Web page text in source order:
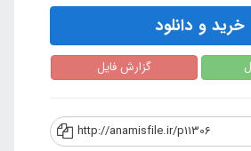
خرید و دانلود
گزارش فایل
http://anamisfile.ir/p11306